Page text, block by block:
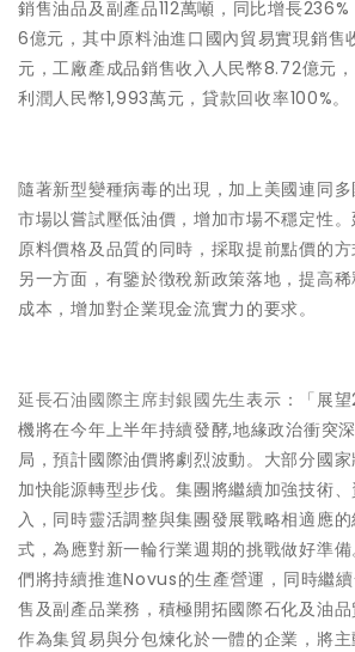
銷售油品及副產品112萬噸，同比增長
6億元，其中原料油進口國內貿易實現銷
元，工廠產成品銷售收入人民幣8.72億元
利潤人民幣1,993萬元，貸款回收率100%。
隨著新型變種病毒的出現，加上美國連同
市場以嘗試壓低油價，增加市場不穩定性
原料價格及品質的同時，採取提前點價的方
另一方面，有鑒於徴稅新政策落地，提高
成本，增加對企業現金流實力的要求。
延長石油國際主席封銀國先生表示：「展
機將在今年上半年持續發酵,地緣政治衝突
局，預計國際油價將劇烈波動。大部分國
加快能源轉型步伐。集團將繼續加強技術
入，同時靈活調整與集團發展戰略相適應
式，為應對新一輪行業週期的挑戰做好準
們將持續推進Novus的生產營運，同時繼
售及副產品業務，積極開拓國際石化及油
作為集貿易與分包煉化於一體的企業，將